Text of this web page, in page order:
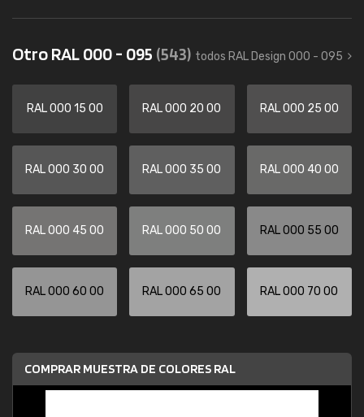
Otro RAL 000 - 095 (543) todos RAL Design 000 - 095
RAL 000 15 00 RAL 000 20 00 RAL 000 25 00
RAL 000 30 00 RAL 000 35 00 RAL 000 40 00
RAL 000 45 00 RAL 000 50 00 RAL 000 55 00
RAL 000 60 00 RAL 000 65 00 RAL 000 70 00
COMPRAR MUESTRA DE COLORES RAL